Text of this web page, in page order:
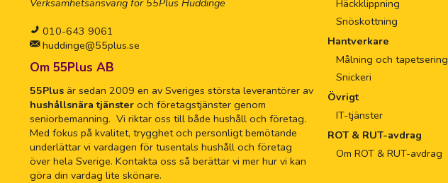
010-643 9061
huddinge@55plus.se
Om 55Plus AB
55Plus är sedan 2009 en av Sveriges största leverantörer av
hushållsnära tjänster och företagstjänster genom
seniorbemanning. Vi riktar oss till både hushåll och företag.
Med fokus på kvalitet, trygghet och personligt bemötande
underlättar vi vardagen för tusentals hushåll och företag
över hela Sverige. Kontakta oss så berättar vi mer hur vi kan
göra din vardag lite skönare.
Häckklippning
Snöskottning
Hantverkare
Målning och tapetsering
Snickeri
Övrigt
IT-tjänster
ROT & RUT-avdrag
Om ROT & RUT-avdrag